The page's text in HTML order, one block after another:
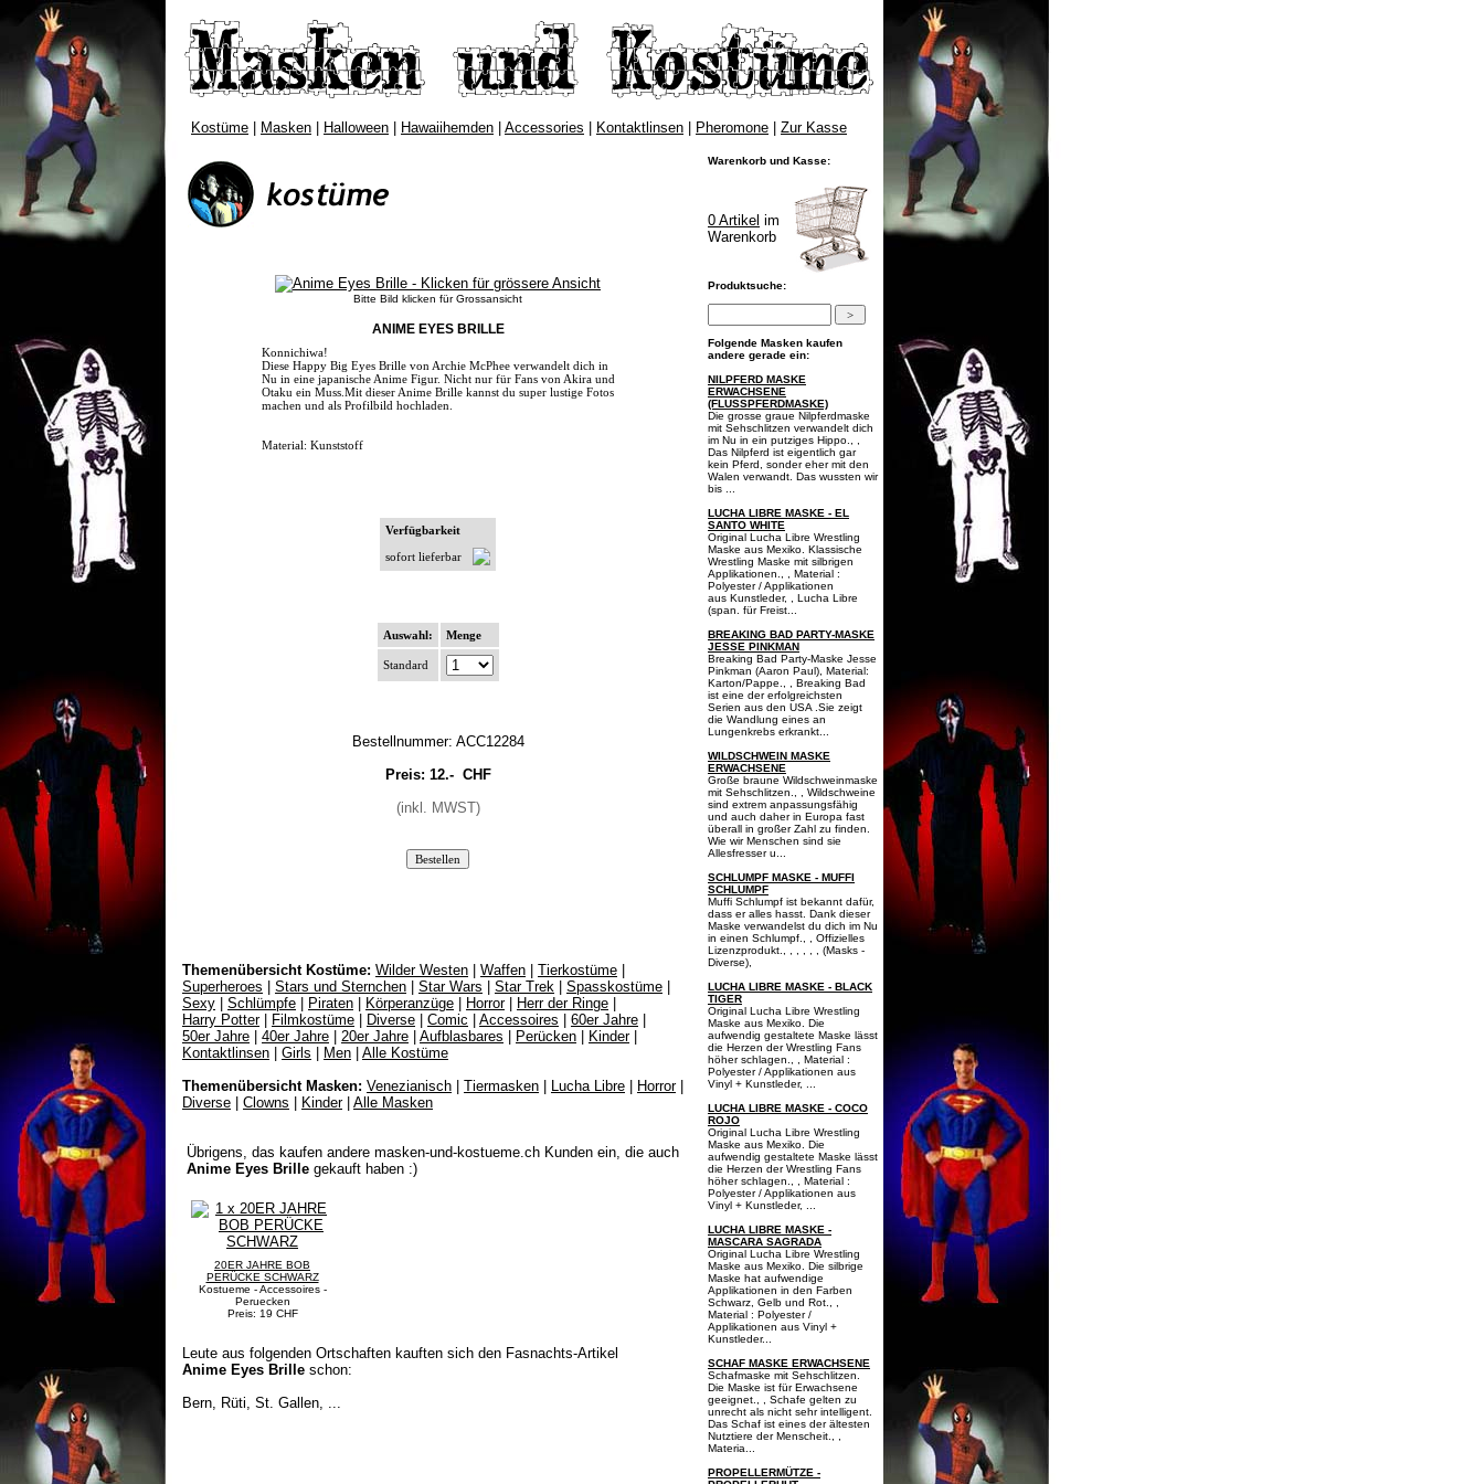
Kostüme Masken Halloween Hawaiihemden Accessories Kontaktlinsen Pheromone Zur Kasse
Bitte Bild klicken für Grossansicht
ANIME EYES BRILLE
Konnichiwa!
Diese Happy Big Eyes Brille von Archie McPhee verwandelt dich in
Nu in eine japanische Anime Figur. Nicht nur für Fans von Akira und
Otaku ein Muss.Mit dieser Anime Brille kannst du super lustige Fotos
machen und als Profilbild hochladen.
Material: Kunststoff
Verfügbarkeit
sofort lieferbar
Auswahl: Menge
Standard
Bestellnummer: ACC12284
Preis: 12.- CHF
(inkl. MWST)
Themenübersicht Kostüme: Wilder Westen Waffen Tierkostüme
Superheroes
Stars und Sternchen Star Wars Star Trek Spasskostüme
Sexy
Schlümpfe Piraten Körperanzüge Horror| Herr der Ringe
Harry Potter| Filmkostüme Diverse Comic Accessoires 60er Jahre
50er Jahre
40er Jahre 20er Jahre Aufblasbares Perücken Kinder|
Kontaktlinsen
Girls Men
Alle Kostüme
Themenübersicht Masken: Venezianisch Tiermasken Lucha Libre Horror|
Diverse
Clowns Kinder| Alle Masken
Übrigens, das kaufen andere masken-und-kostueme.ch Kunden ein, die auch
Anime Eyes Brille gekauft haben :)
20ER JAHRE BOB
PERÜCKE SCHWARZ
Kostueme - Accessoires -
Peruecken
Preis: 19 CHF
Leute aus folgenden Ortschaften kauften sich den Fasnachts-Artikel
Anime Eyes Brille schon:
Bern, Rüti, St. Gallen, ...
Warenkorb und Kasse:
0 Artikel im
Warenkorb
Produktsuche:
Folgende Masken kaufen
andere gerade ein:
NILPFERD MASKE
ERWACHSENE
(FLUSSPFERDMASKE)
Die grosse graue Nilpferdmaske
mit Sehschlitzen verwandelt dich
im Nu in ein putziges Hippo., ,
Das Nilpferd ist eigentlich gar
kein Pferd, sonder eher mit den
Walen verwandt. Das wussten wir
bis ...
LUCHA LIBRE MASKE - EL
SANTO WHITE
Original Lucha Libre Wrestling
Maske aus Mexiko. Klassische
Wrestling Maske mit silbrigen
Applikationen., , Material :
Polyester / Applikationen
aus Kunstleder, , Lucha Libre
(span. für Freist...
BREAKING BAD PARTY-MASKE
JESSE PINKMAN
Breaking Bad Party-Maske Jesse
Pinkman (Aaron Paul), Material:
Karton/Pappe., , Breaking Bad
ist eine der erfolgreichsten
Serien aus den USA .Sie zeigt
die Wandlung eines an
Lungenkrebs erkrankt...
WILDSCHWEIN MASKE
ERWACHSENE
Große braune Wildschweinmaske
mit Sehschlitzen., , Wildschweine
sind extrem anpassungsfähig
und auch daher in Europa fast
überall in großer Zahl zu finden.
Wie wir Menschen sind sie
Allesfresser u...
SCHLUMPF MASKE - MUFFI
SCHLUMPF
Muffi Schlumpf ist bekannt dafür,
dass er alles hasst. Dank dieser
Maske verwandelst du dich im Nu
in einen Schlumpf., , Offizielles
Lizenzprodukt., , , , , , (Masks -
Diverse),
LUCHA LIBRE MASKE - BLACK
TIGER
Original Lucha Libre Wrestling
Maske aus Mexiko. Die
aufwendig gestaltete Maske lässt
die Herzen der Wrestling Fans
höher schlagen., , Material :
Polyester / Applikationen aus
Vinyl + Kunstleder, ...
LUCHA LIBRE MASKE - COCO
ROJO
Original Lucha Libre Wrestling
Maske aus Mexiko. Die
aufwendig gestaltete Maske lässt
die Herzen der Wrestling Fans
höher schlagen., , Material :
Polyester / Applikationen aus
Vinyl + Kunstleder, ...
LUCHA LIBRE MASKE -
MASCARA SAGRADA
Original Lucha Libre Wrestling
Maske aus Mexiko. Die silbrige
Maske hat aufwendige
Applikationen in den Farben
Schwarz, Gelb und Rot., ,
Material : Polyester /
Applikationen aus Vinyl +
Kunstleder...
SCHAF MASKE ERWACHSENE
Schafmaske mit Sehschlitzen.
Die Maske ist für Erwachsene
geeignet., , Schafe gelten zu
unrecht als nicht sehr intelligent.
Das Schaf ist eines der ältesten
Nutztiere der Menscheit., ,
Materia...
PROPELLERMÜTZE -